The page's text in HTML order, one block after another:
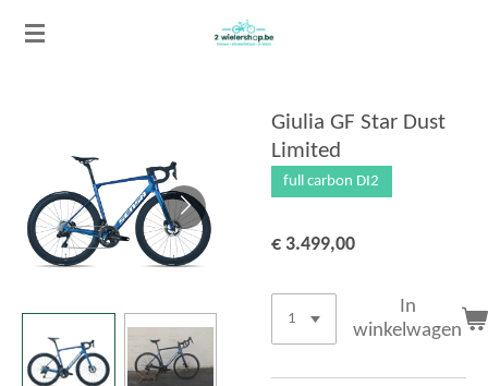
Ga
direct
Giulia GF Star Dust
Limited
full carbon DI2
€ 3.499,00
In
winkelwagen